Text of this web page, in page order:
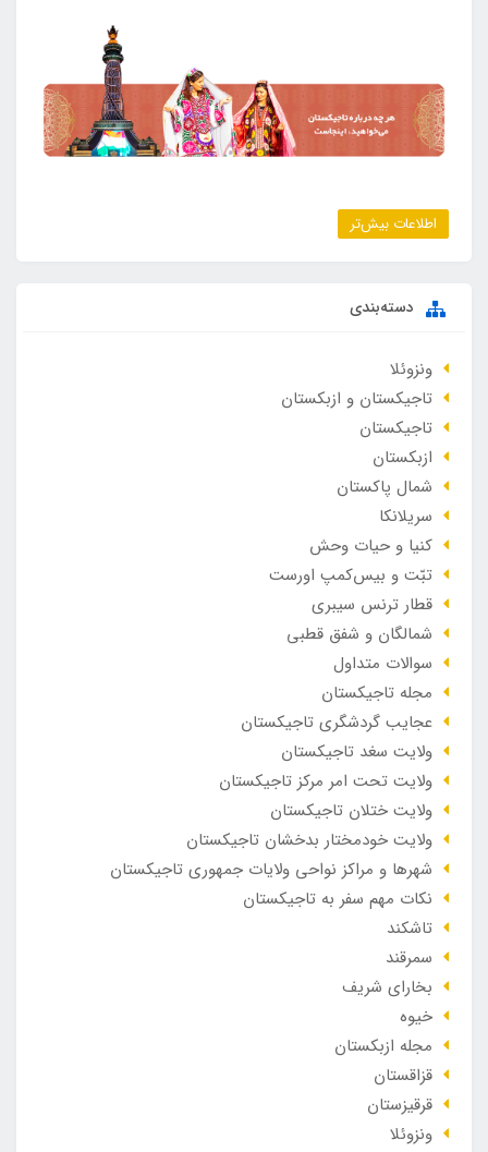
اطلاعات بیش‌تر
دسته‌بندی
ونزوئلا
تاجیکستان و ازبکستان
تاجیکستان
ازبکستان
شمال پاکستان
سریلانکا
کنیا و حیات وحش
تبّت و بیس‌کمپ اورست
قطار ترنس سیبری
شمالگان و شفق قطبی
سوالات متداول
مجله تاجیکستان
عجایب گردشگری تاجیکستان
ولایت سغد تاجیکستان
ولایت تحت امر مرکز تاجیکستان
ولایت ختلان تاجیکستان
ولایت خودمختار بدخشان تاجیکستان
شهرها و مراکز نواحی ولایات جمهوری تاجیکستان
نکات مهم سفر به تاجیکستان
تاشکند
سمرقند
بخارای شریف
خیوه
مجله ازبکستان
قزاقستان
قرقیزستان
ونزوئلا